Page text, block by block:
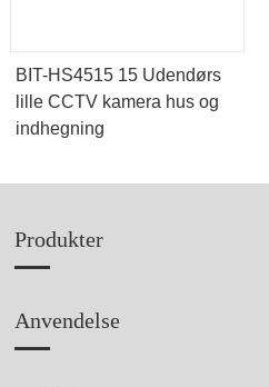
BIT-HS4515 15 Udendørs
lille CCTV kamera hus og
indhegning
Produkter
Anvendelse